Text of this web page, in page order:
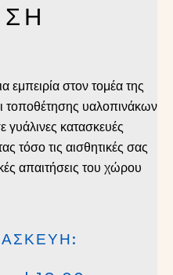
εμπειρία στον τομέα της
τοποθέτησης υαλοπινάκων
γυάλινες κατασκευές
τόσο τις αισθητικές σας
απαιτήσεις του χώρου